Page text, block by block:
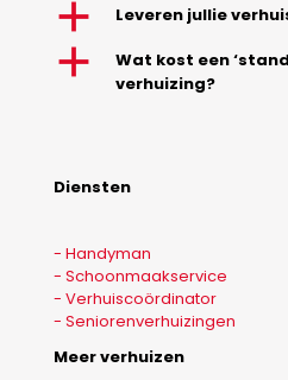
a Leveren jullie
a
Wat kost een
verhuizing?
Diensten
- Handyman
- Schoonmaakservice
- Verhuiscoördinator
- Seniorenverhuizingen
Meer verhuizen